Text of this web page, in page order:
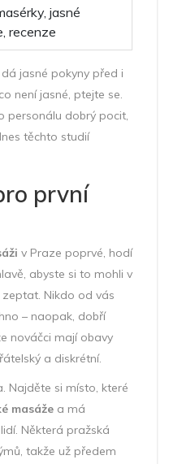
jasné
recenze
jasné pokyny před i
není jasné, ptejte se.
personálu dobrý pocit,
těchto studií
první
v Praze poprvé, hodí
abyste si to mohli v
Nikdo od vás
– naopak, dobří
nováčci mají obavy
a diskrétní.
Najděte si místo, které
masáže a má
Některá pražská
takže už předem